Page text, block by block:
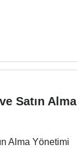
Satın Alma
Alma Yönetimi